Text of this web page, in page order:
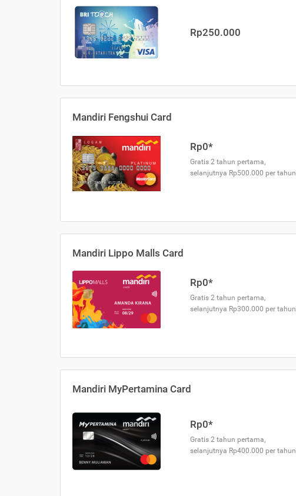
Rp250.000
Mandiri Fengshui Card
Rp0*
Gratis 2 tahun pertama,
selanjutnya Rp500.000 per tahun
Mandiri Lippo Malls Card
Rp0*
Gratis 2 tahun pertama,
selanjutnya Rp300.000 per tahun
Mandiri MyPertamina Card
Rp0*
Gratis 2 tahun pertama,
selanjutnya Rp400.000 per tahun